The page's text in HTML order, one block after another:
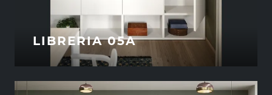
LIBRERIA 05A